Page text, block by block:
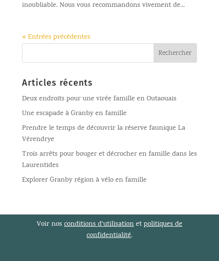
inoubliable. Nous vous recommandons vivement de...
« Entrées précédentes
Articles récents
Deux endroits pour une virée famille en Outaouais
Une escapade à Granby en famille
Prendre le temps de découvrir la réserve faunique La
Vérendrye
Trois arrêts pour bouger et décrocher en famille dans les
Laurentides
Explorer Granby région à vélo en famille
Voir nosconditions d’utilisationetpolitiques de
confidentialité.